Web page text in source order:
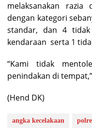
melaksanakan
dengan kategori
standar, dan 4 tidak
kendaraan serta 1
“Kami tidak
penindakan di
(Hend DK)
angka kecelakaan